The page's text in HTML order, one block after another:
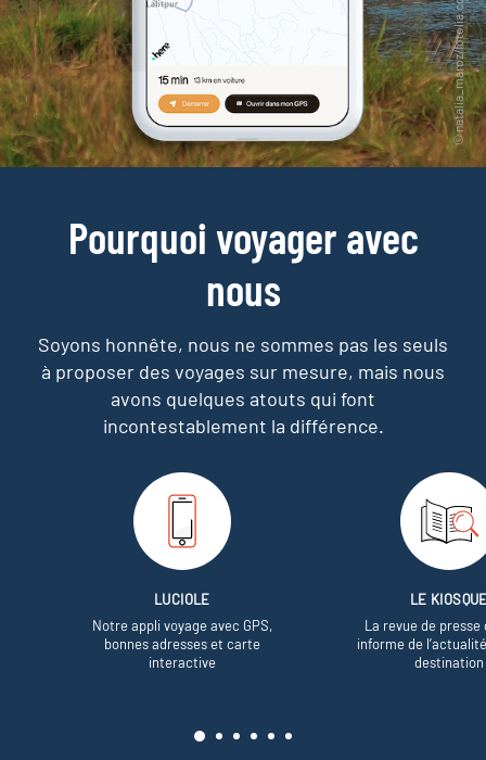
Pourquoi voyager avec
nous
Soyons honnête, nous ne sommes pas les seuls
à proposer des voyages sur mesure, mais nous
avons quelques atouts qui font
incontestablement la différence.
LUCIOLE
Notre appli voyage avec GPS,
bonnes adresses et carte
interactive
LE
La revue de presse
informe de
destination